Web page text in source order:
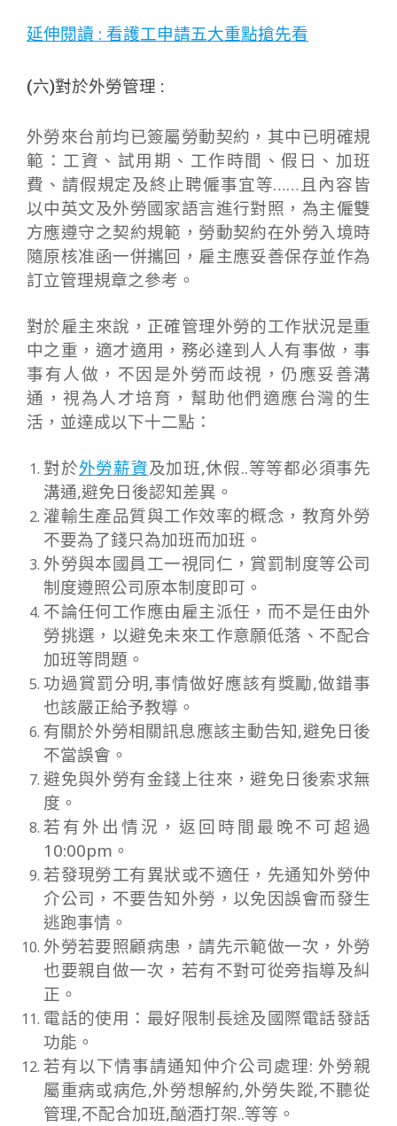
延伸閱讀 : 看護工申請五大重點搶先看
(六)對於外勞管理 :
外勞來台前均已簽屬勞動契約，其中已明確規
範：工資、試用期、工作時間、假日、加班
費、請假規定及終止聘僱事宜等……且內容皆
以中英文及外勞國家語言進行對照，為主僱雙
方應遵守之契約規範，勞動契約在外勞入境時
隨原核准函一併攜回，雇主應妥善保存並作為
訂立管理規章之參考。
對於雇主來說，正確管理外勞的工作狀況是重
中之重，適才適用，務必達到人人有事做，事
事有人做，不因是外勞而歧視，仍應妥善溝
通，視為人才培育，幫助他們適應台灣的生
活，並達成以下十二點：
對於外勞薪資及加班,休假..等等都必須事先
溝通,避免日後認知差異。
灌輸生產品質與工作效率的概念，教育外勞
不要為了錢只為加班而加班。
外勞與本國員工一視同仁，賞罰制度等公司
制度遵照公司原本制度即可。
不論任何工作應由雇主派任，而不是任由外
勞挑選，以避免未來工作意願低落、不配合
加班等問題。
功過賞罰分明,事情做好應該有獎勵,做錯事
也該嚴正給予教導。
有關於外勞相關訊息應該主動告知,避免日後
不當誤會。
避免與外勞有金錢上往來，避免日後索求無
度。
若有外出情況，返回時間最晚不可超過
10:00pm。
若發現勞工有異狀或不適任，先通知外勞仲
介公司，不要告知外勞，以免因誤會而發生
逃跑事情。
外勞若要照顧病患，請先示範做一次，外勞
也要親自做一次，若有不對可從旁指導及糾
正。
電話的使用：最好限制長途及國際電話發話
功能。
若有以下情事請通知仲介公司處理: 外勞親
屬重病或病危,外勞想解約,外勞失蹤,不聽從
管理,不配合加班,酗酒打架..等等。